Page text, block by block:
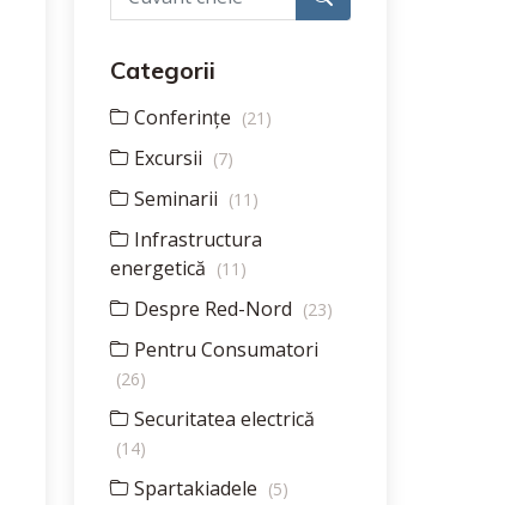
Categorii
Conferințe (21)
Excursii (7)
Seminarii (11)
Infrastructura
energetică (11)
Despre Red-Nord (23)
Pentru Consumatori
(26)
Securitatea electrică
(14)
Spartakiadele (5)